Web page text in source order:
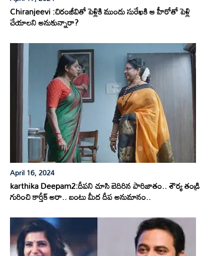
Chiranjeevi :చిరంజీవితో పెళ్లికి ముందు సురేఖకి ఆ హీరోతో పెళ్లి
చేయాలని అనుకున్నారా?
April 16, 2024
karthika Deepam2:దీపని చూసి బెదిరిన పారిజాతం.. శౌర్య తండ్రి
గురించి కార్తీక్ అరా.. బంటు మీద దీప అనుమానం..